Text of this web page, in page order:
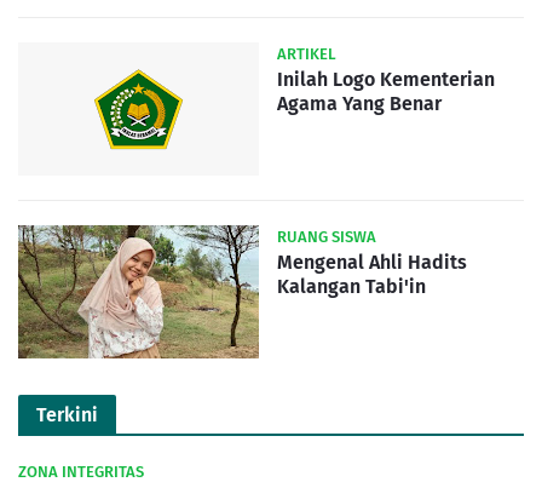
ARTIKEL
Inilah Logo Kementerian
Agama Yang Benar
RUANG SISWA
Mengenal Ahli Hadits
Kalangan Tabi'in
Terkini
ZONA INTEGRITAS